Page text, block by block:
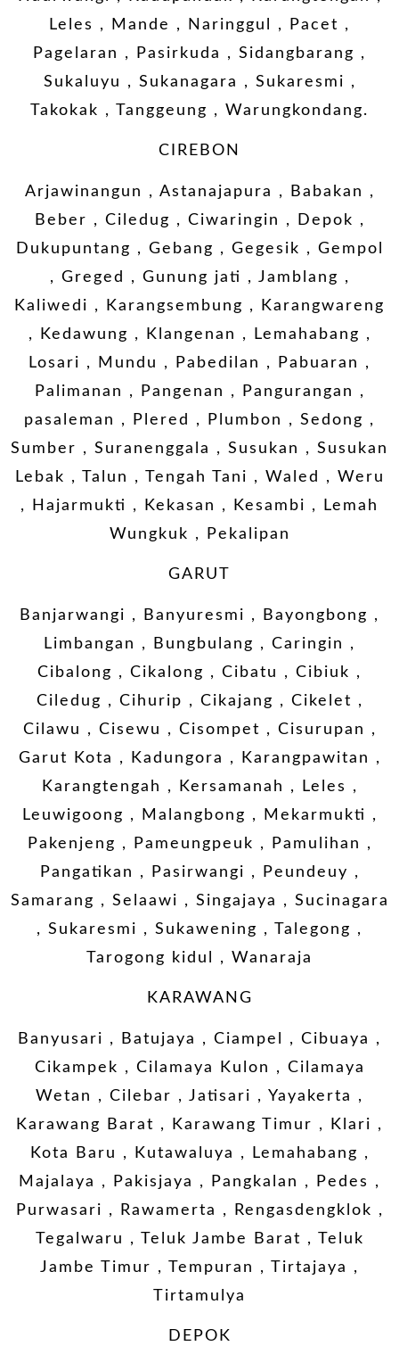
Leles , Mande , Naringgul , Pacet ,
Pagelaran , Pasirkuda , Sidangbarang ,
Sukaluyu , Sukanagara , Sukaresmi ,
Takokak , Tanggeung , Warungkondang.
CIREBON
Arjawinangun , Astanajapura , Babakan ,
Beber , Ciledug , Ciwaringin , Depok ,
Dukupuntang , Gebang , Gegesik , Gempol
, Greged , Gunung jati , Jamblang ,
Kaliwedi , Karangsembung , Karangwareng
, Kedawung , Klangenan , Lemahabang ,
Losari , Mundu , Pabedilan , Pabuaran ,
Palimanan , Pangenan , Pangurangan ,
pasaleman , Plered , Plumbon , Sedong ,
Sumber , Suranenggala , Susukan , Susukan
Lebak , Talun , Tengah Tani , Waled , Weru
, Hajarmukti , Kekasan , Kesambi , Lemah
Wungkuk , Pekalipan
GARUT
Banjarwangi , Banyuresmi , Bayongbong ,
Limbangan , Bungbulang , Caringin ,
Cibalong , Cikalong , Cibatu , Cibiuk ,
Ciledug , Cihurip , Cikajang , Cikelet ,
Cilawu , Cisewu , Cisompet , Cisurupan ,
Garut Kota , Kadungora , Karangpawitan ,
Karangtengah , Kersamanah , Leles ,
Leuwigoong , Malangbong , Mekarmukti ,
Pakenjeng , Pameungpeuk , Pamulihan ,
Pangatikan , Pasirwangi , Peundeuy ,
Samarang , Selaawi , Singajaya , Sucinagara
, Sukaresmi , Sukawening , Talegong ,
Tarogong kidul , Wanaraja
KARAWANG
Banyusari , Batujaya , Ciampel , Cibuaya ,
Cikampek , Cilamaya Kulon , Cilamaya
Wetan , Cilebar , Jatisari , Yayakerta ,
Karawang Barat , Karawang Timur , Klari ,
Kota Baru , Kutawaluya , Lemahabang ,
Majalaya , Pakisjaya , Pangkalan , Pedes ,
Purwasari , Rawamerta , Rengasdengklok ,
Tegalwaru , Teluk Jambe Barat , Teluk
Jambe Timur , Tempuran , Tirtajaya ,
Tirtamulya
DEPOK